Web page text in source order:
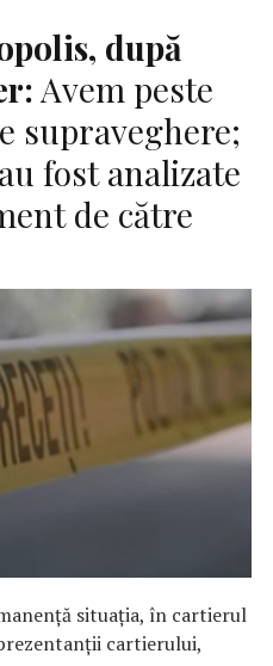
după
Avem peste
supraveghere;
fost analizate
de către
situația, în cartierul
cartierului,